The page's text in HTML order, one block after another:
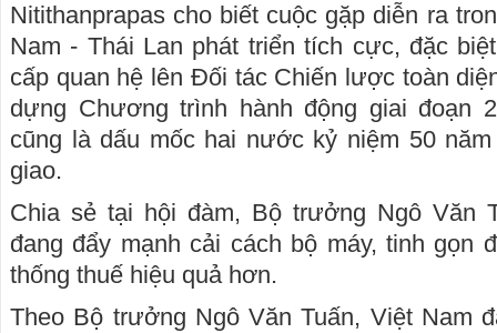
Nitithanprapas cho biết cuộc gặp diễn ra
Nam - Thái Lan phát triển tích cực, đặc
cấp quan hệ lên Đối tác Chiến lược toàn
dựng Chương trình hành động giai đoạn
cũng là dấu mốc hai nước kỷ niệm 50
giao.
Chia sẻ tại hội đàm, Bộ trưởng Ngô Văn
đang đẩy mạnh cải cách bộ máy, tinh gọn
thống thuế hiệu quả hơn.
Theo Bộ trưởng Ngô Văn Tuấn, Việt Nam